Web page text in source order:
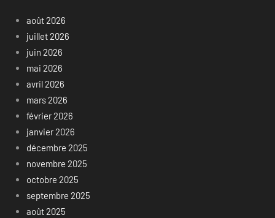
août 2026
juillet 2026
juin 2026
mai 2026
avril 2026
mars 2026
février 2026
janvier 2026
décembre 2025
novembre 2025
octobre 2025
septembre 2025
août 2025